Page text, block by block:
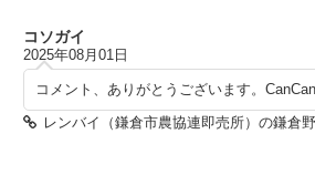
コソガイ
2025年08月01日
コメント、ありがとうございます。
レンバイ（鎌倉市農協連即売所）の鎌倉野